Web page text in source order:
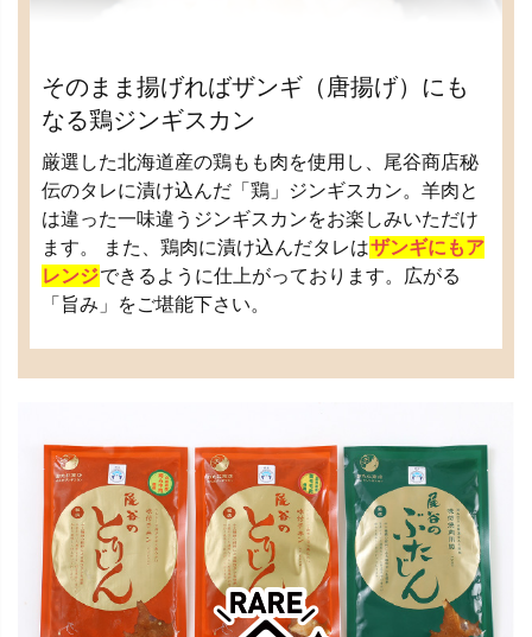
そのまま揚げればザンギ（唐揚げ）にも
なる鶏ジンギスカン
厳選した北海道産の鶏もも肉を使用し、尾谷商店秘
伝のタレに漬け込んだ「鶏」ジンギスカン。羊肉と
は違った一味違うジンギスカンをお楽しみいただけ
ます。 また、鶏肉に漬け込んだタレはザンギにもア
レンジできるように仕上がっております。広がる
「旨み」をご堪能下さい。